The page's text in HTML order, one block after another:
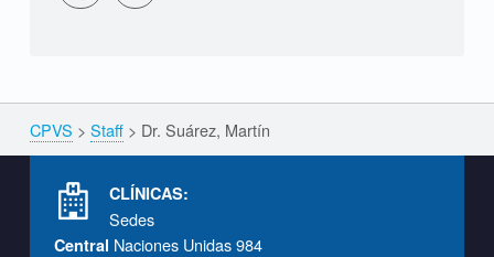
Breadcrumbs navigation
CPVS > Staff> Dr. Suárez, Martín
CLÍNICAS:
Sedes
Central Naciones Unidas 984